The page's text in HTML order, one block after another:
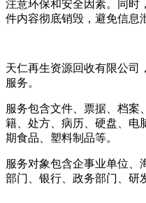
注意环保和安全因素。同时
件内容彻底销毁，避免信息
天仁再生资源回收有限公司
服务。
服务包含文件、票据、档案
籍、处方、病历、硬盘、电
期食品、塑料制品等。
服务对象包含企事业单位、
部门、银行、政务部门、研